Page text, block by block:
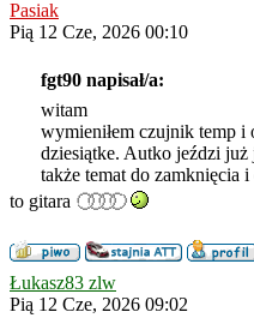
Pasiak
Pią 12 Cze, 2026 00:10
fgt90 napisał/a:
witam
wymieniłem czujnik temp i
dziesiątke. Autko jeździ
także temat do zamknięcia
to gitara
Łukasz83 zlw
Pią 12 Cze, 2026 09:02